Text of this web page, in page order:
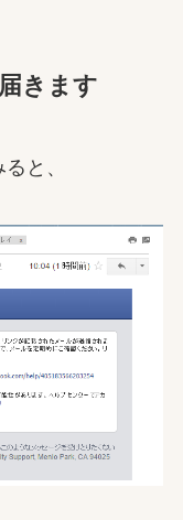
きます
と、